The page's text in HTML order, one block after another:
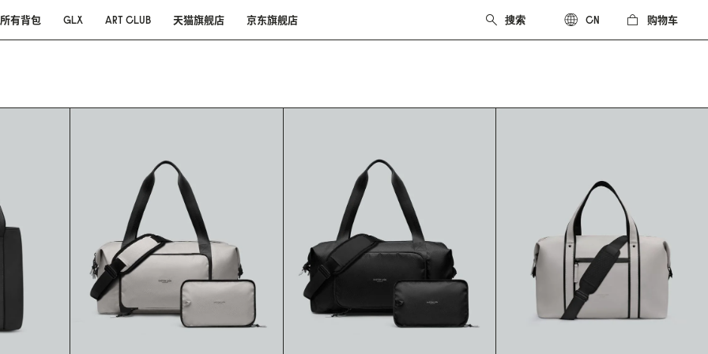
所有背包 GLX ART CLUB 天猫旗舰店 京东旗舰店 CN 购物车